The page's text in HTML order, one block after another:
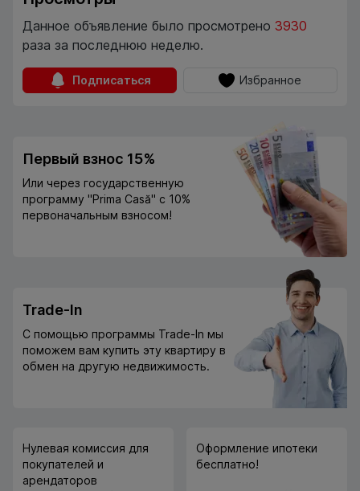
Данное объявление было просмотрено 3930
раза за последнюю неделю.
Подписаться Избранное
Первый взнос 15%
Или через государственную
программу "Prima Casă" с 10%
первоначальным взносом!
Trade-In
С помощью программы Trade-In мы
поможем вам купить эту квартиру в
обмен на другую недвижимость.
Нулевая комиссия для
покупателей и
арендаторов
Оформление ипотеки
бесплатно!